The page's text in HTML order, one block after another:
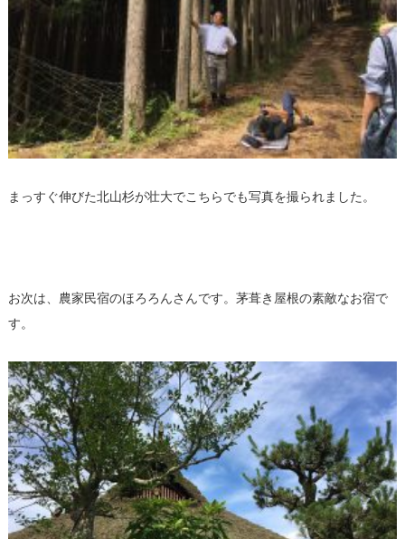
まっすぐ伸びた北山杉が壮大でこちらでも写真を撮られました。
お次は、農家民宿のほろろんさんです。茅葺き屋根の素敵なお宿で
す。